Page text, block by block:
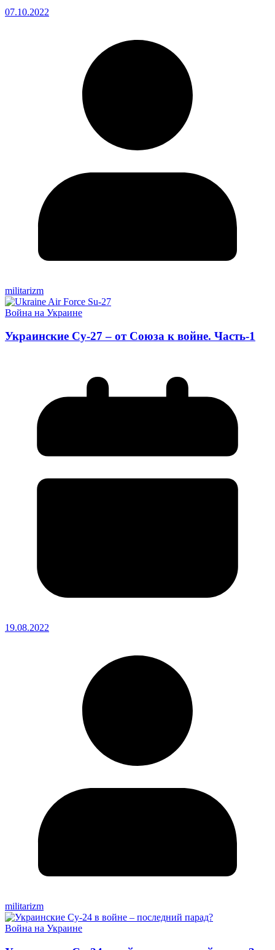
07.10.2022
militarizm
Война на Украине
Украинские Су-27 – от Союза к войне. Часть-1
19.08.2022
militarizm
Война на Украине